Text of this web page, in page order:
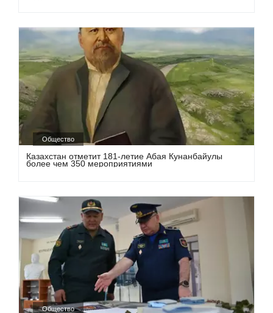
Общество
Казахстан отметит 181-летие Абая Кунанбайулы
более чем 350 мероприятиями
Общество